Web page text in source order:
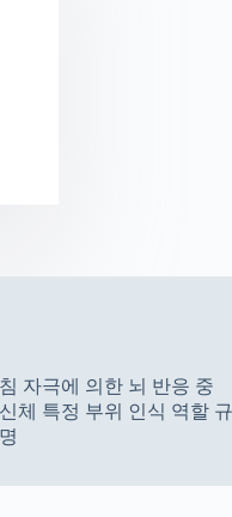
침 자극에 의한 뇌 반응 중
신체 특정 부위 인식 역할 규
명